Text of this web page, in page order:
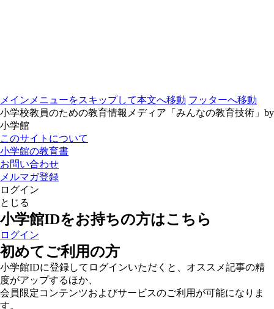
メインメニューをスキップして本文へ移動 フッターへ移動
小学校教員のための教育情報メディア「みんなの教育技術」by
小学館
このサイトについて
小学館の教育書
お問い合わせ
メルマガ登録
ログイン
とじる
小学館IDをお持ちの方はこちら
ログイン
初めてご利用の方
小学館IDに登録してログインいただくと、オススメ記事の精
度がアップするほか、
会員限定コンテンツおよびサービスのご利用が可能になりま
す。